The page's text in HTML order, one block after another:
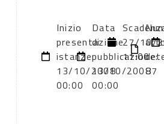
Inizio
presentazione
istanze:
13/10/2008
00:00
Data
di
pubblicazione:
13/10/2008
00:00
27/10/
11:00
87